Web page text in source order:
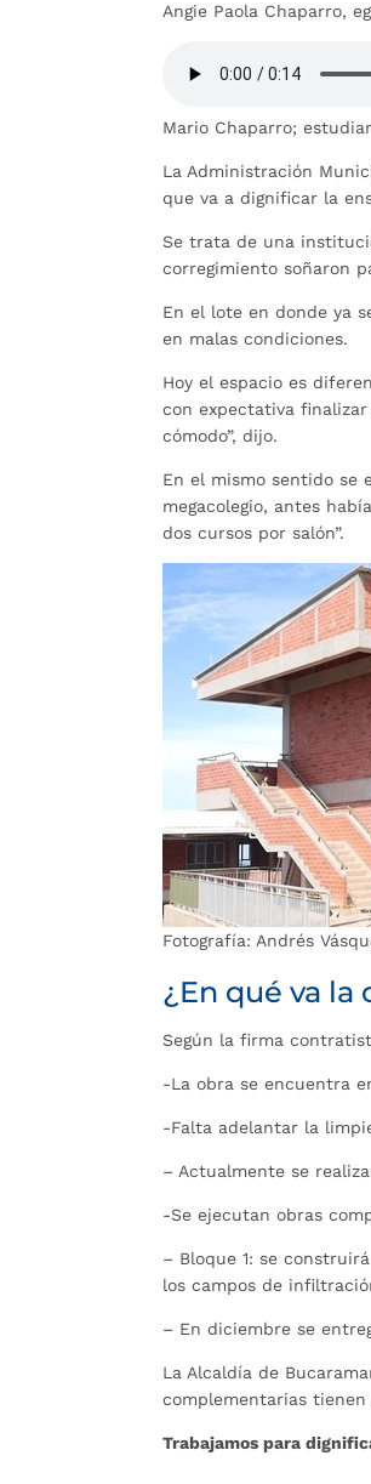
Angie Paola Chaparro,
Mario Chaparro;
La Administración
que va a dignificar la
Se trata de una
corregimiento soñaron
En el lote en donde ya
en malas condiciones.
Hoy el espacio es
con expectativa
cómodo”, dijo.
En el mismo sentido se
megacolegio, antes
dos cursos por salón”.
Fotografía: Andrés
¿En qué va la
Según la firma
-La obra se encuentra
-Falta adelantar la
– Actualmente se
-Se ejecutan obras
– Bloque 1: se
los campos de
– En diciembre se
La Alcaldía de
complementarias tienen
Trabajamos para